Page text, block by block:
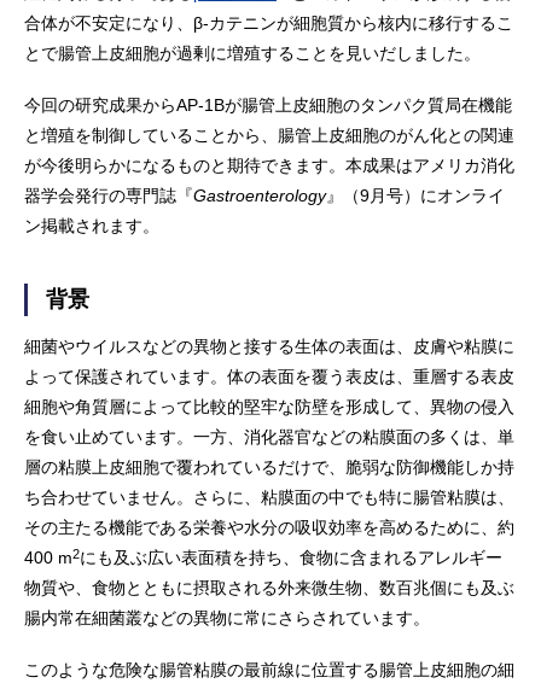
合体が不安定になり、β-カテニンが細胞質から核内に移行するこ
とで腸管上皮細胞が過剰に増殖することを見いだしました。
今回の研究成果からAP-1Bが腸管上皮細胞のタンパク質局在機能
と増殖を制御していることから、腸管上皮細胞のがん化との関連
が今後明らかになるものと期待できます。本成果はアメリカ消化
器学会発行の専門誌『Gastroenterology』（9月号）にオンライ
ン掲載されます。
背景
細菌やウイルスなどの異物と接する生体の表面は、皮膚や粘膜に
よって保護されています。体の表面を覆う表皮は、重層する表皮
細胞や角質層によって比較的堅牢な防壁を形成して、異物の侵入
を食い止めています。一方、消化器官などの粘膜面の多くは、単
層の粘膜上皮細胞で覆われているだけで、脆弱な防御機能しか持
ち合わせていません。さらに、粘膜面の中でも特に腸管粘膜は、
その主たる機能である栄養や水分の吸収効率を高めるために、約
400 m2にも及ぶ広い表面積を持ち、食物に含まれるアレルギー
物質や、食物とともに摂取される外来微生物、数百兆個にも及ぶ
腸内常在細菌叢などの異物に常にさらされています。
このような危険な腸管粘膜の最前線に位置する腸管上皮細胞の細